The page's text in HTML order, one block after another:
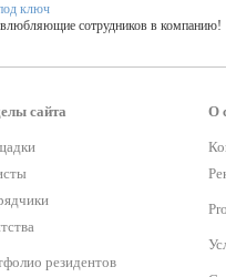
ключ
сотрудников в компанию!
классов на выезде на
Смета за 15 минут!
сайта
резидентов
О